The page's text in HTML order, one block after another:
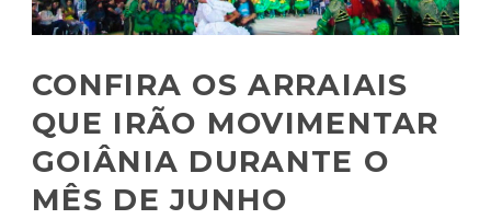
CONFIRA OS ARRAIAIS
QUE IRÃO MOVIMENTAR
GOIÂNIA DURANTE O
MÊS DE JUNHO